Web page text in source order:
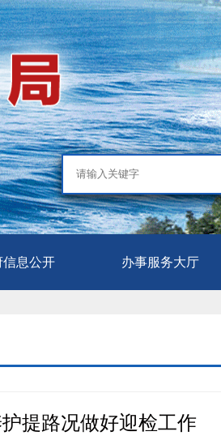
息公开 办事服务大厅
提路况做好迎检工作